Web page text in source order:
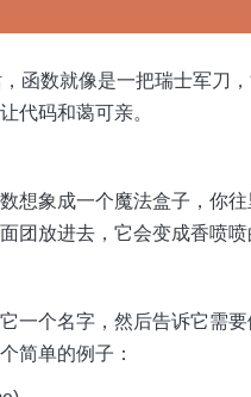
函数就像是一把瑞士军刀
代码和蔼可亲。
想象成一个魔法盒子，你
团放进去，它会变成香喷喷
一个名字，然后告诉它需
简单的例子：